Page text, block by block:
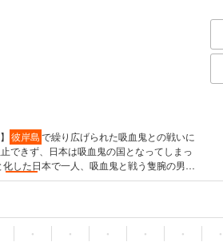
彼岸島で繰り広げられた吸血鬼との戦いに
できず、日本は吸血鬼の国となってしまっ
した日本で一人、吸血鬼と戦う隻腕の男が
彼岸島で地獄を味わった戦士。
・ ・ ・ ・ ・ ・